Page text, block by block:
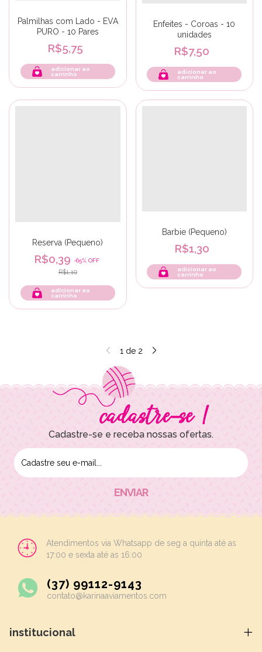
Palmilhas com Lado - EVA
PURO - 10 Pares
R$5,75
adicionar ao
carrinho
Enfeites - Coroas - 10
unidades
R$7,50
adicionar ao
carrinho
Reserva (Pequeno)
R$0,39 -65% OFF
R$1,10
adicionar ao
carrinho
Barbie (Pequeno)
R$1,30
adicionar ao
carrinho
1 de 2
Cadastre-se e receba nossas ofertas.
Atendimentos via Whatsapp de seg a quinta até as
17:00 e sexta até as 16:00
(37) 99112-9143
contato@karinaaviamentos.com
institucional